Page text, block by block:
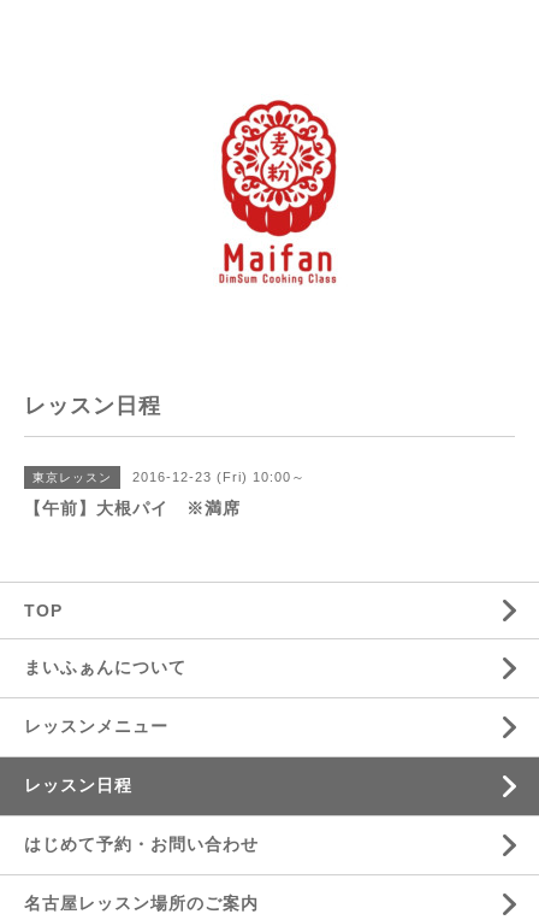
レッスン日程
東京レッスン 2016-12-23 (Fri) 10:00～
【午前】大根パイ ※満席
TOP
まいふぁんについて
レッスンメニュー
レッスン日程
はじめて予約・お問い合わせ
名古屋レッスン場所のご案内